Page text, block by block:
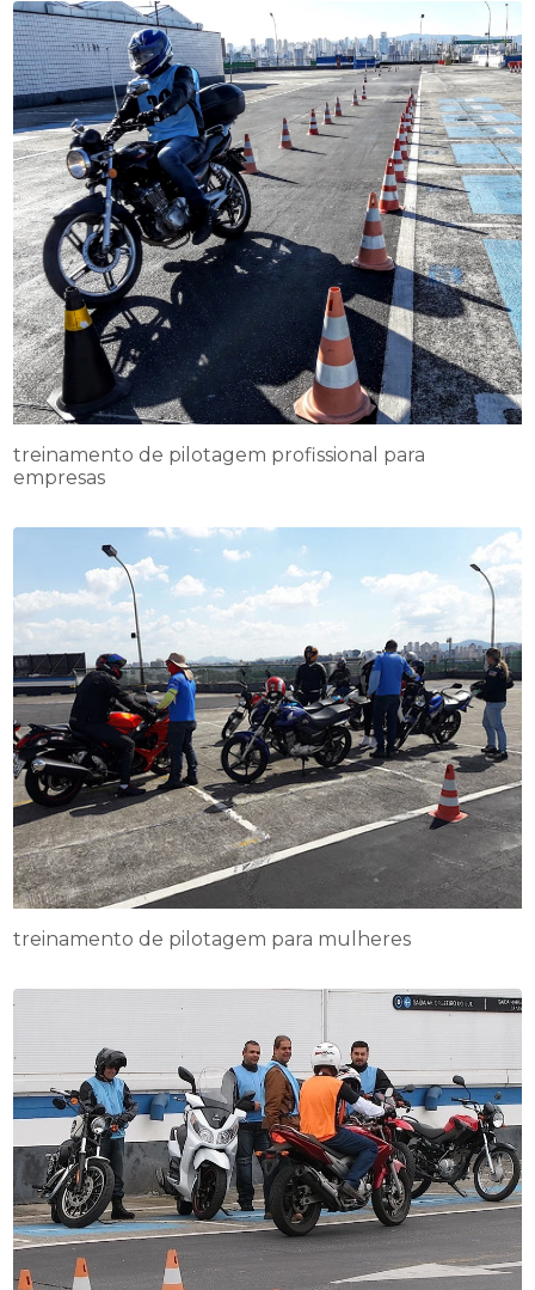
treinamento de pilotagem profissional para
empresas
treinamento de pilotagem para mulheres